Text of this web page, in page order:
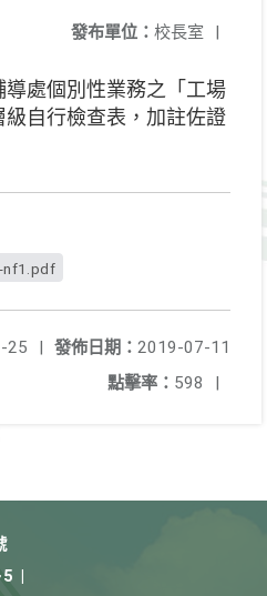
發布單位： 校長室 |
處個別性業務之「工場
自行檢查表，加註佐證
nf1.pdf
發佈日期： 2019-07-11
25
|
點擊率： 598 |